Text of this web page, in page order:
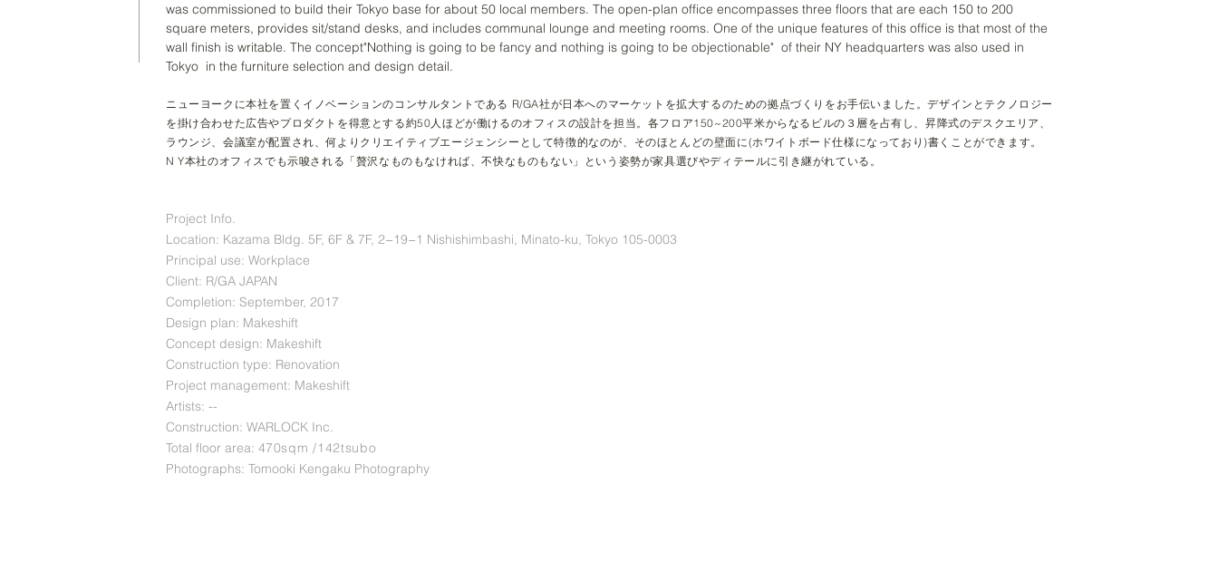
was commissioned to build their Tokyo base for about 50 local members. The open-plan office encompasses three floors that are each 150 to 200
square meters, provides sit/stand desks, and includes communal lounge and meeting rooms. One of the unique features of this office is that most of the
wall finish is writable. The concept"Nothing is going to be fancy and nothing is going to be objectionable" of their NY headquarters was also used in
Tokyo in the furniture selection and design detail.
ニューヨークに本社を置くイノベーションのコンサルタントである R/GA社が日本へのマーケットを拡大するのための拠点づくりをお手伝いました。デザインとテクノロジー
を掛け合わせた広告やプロダクトを得意とする約50人ほどが働けるのオフィスの設計を担当。 各フロア150~200平米からなるビルの３層を占有し、昇降式のデスクエリア、
ラウンジ、会議室が配置され、何よりクリエイティブエージェンシーとして特徴的なのが、そのほとんどの壁面に(ホワイトボード仕様になっており)書くことができます。
N Y本社のオフィスでも示唆される「贅沢なものもなければ、不快なものもない」という 姿勢が家具選びやディテールに引き継がれている。
Project Info.
Location: Kazama Bldg. 5F, 6F & 7F, 2−19−1 Nishishimbashi, Minato-ku, Tokyo 105-0003
Principal use: Workplace
Client: R/GA JAPAN
Completion: September, 2017
Design plan: Makeshift
Concept design: Makeshift
Construction type: Renovation
Project management: Makeshift
Artists: --
Construction: WARLOCK Inc.
Total floor area: 470sqm /142tsubo
Photographs: Tomooki Kengaku Photography